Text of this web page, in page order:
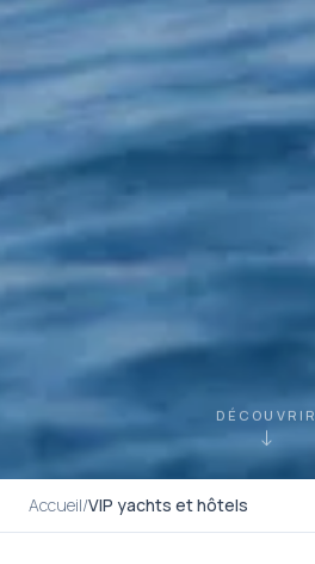
DÉCOUVRIR
↓
Accueil/VIP yachts et hôtels